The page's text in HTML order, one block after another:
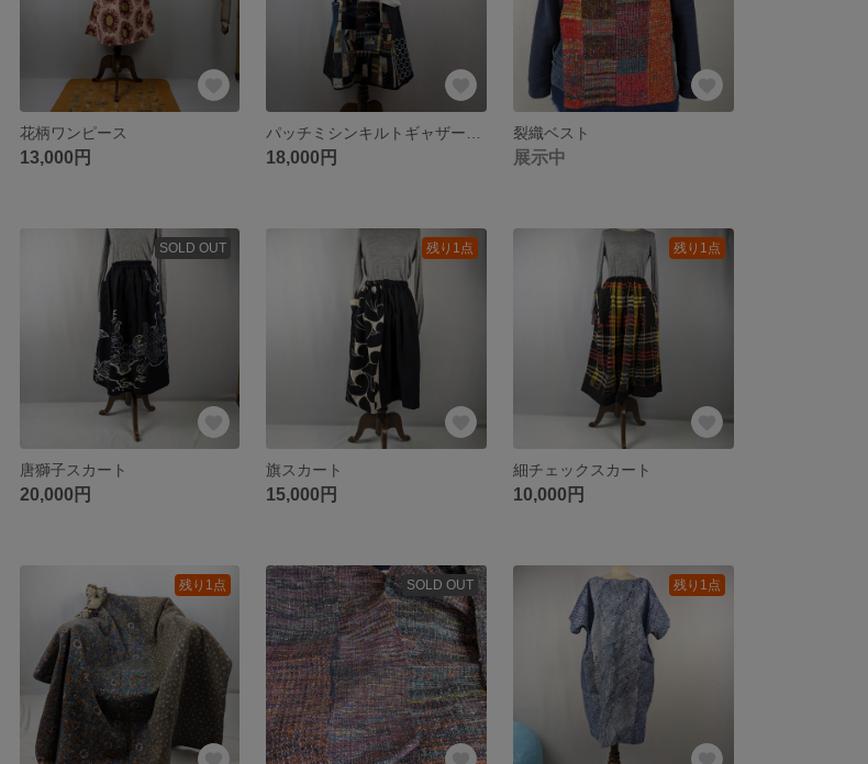
花柄ワンピース
13,000円 18,000円
裂織ベスト
展示中
SOLD OUT
唐獅子スカート
20,000円
残り1点
旗スカート
15,000円
残り1点
細チェックスカート
10,000円
残り1点 SOLD OUT 残り1点